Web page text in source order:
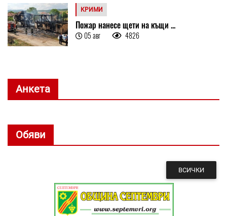
КРИМИ
Пожар нанесе щети на къщи ...
05 авг 4826
Анкета
Обяви
ВСИЧКИ